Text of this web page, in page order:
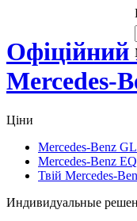
Офіційний
Mercedes-
Ціни
Mercedes-Benz
Mercedes-Benz
Твій Mercedes-
Индивидуальные